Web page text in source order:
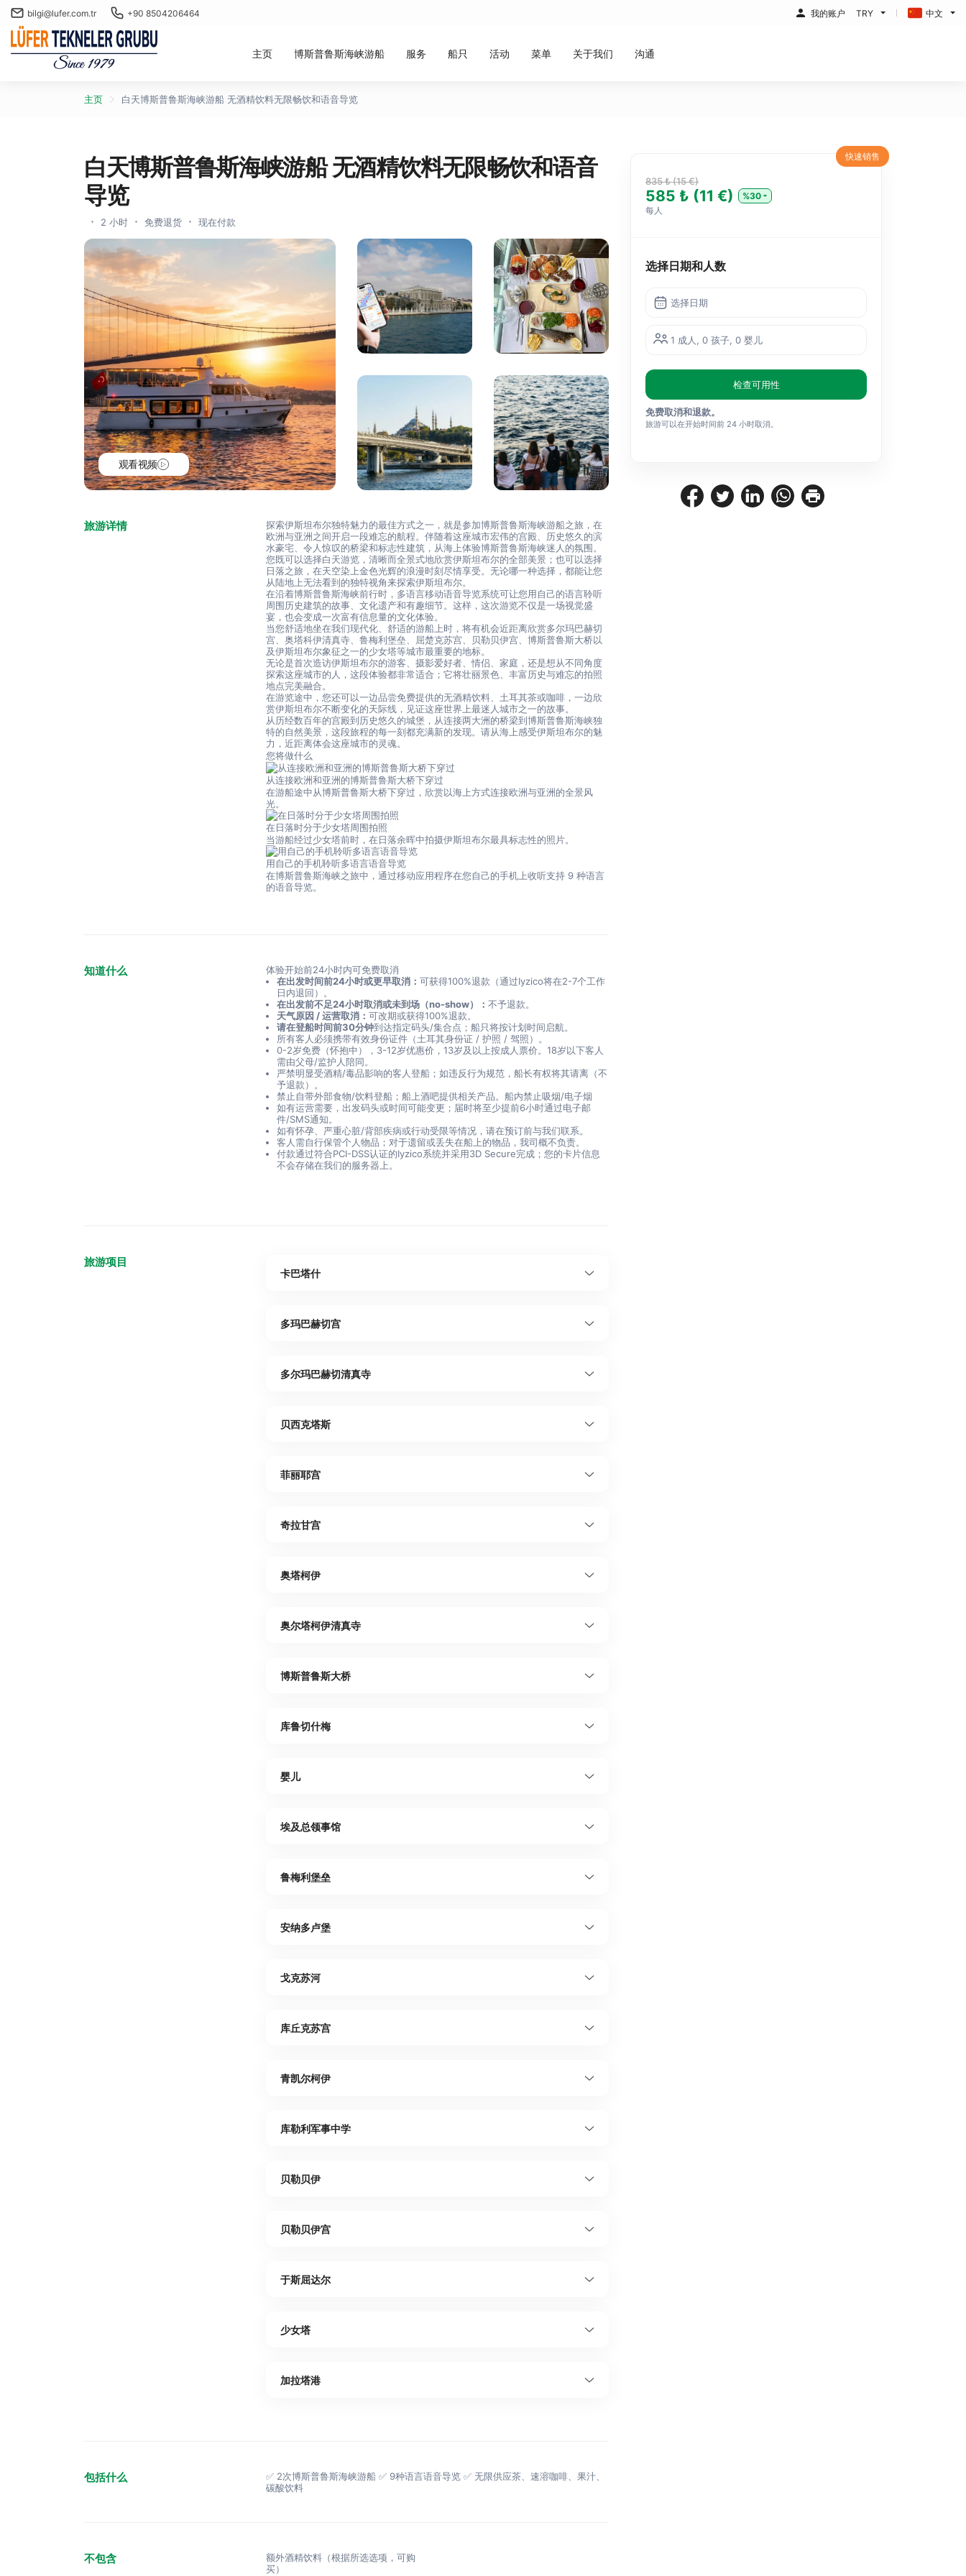
bilgi@lufer.com.tr +90 8504206464 我的账户 TRY 中文
主页 博斯普鲁斯海峡游船 服务 船只 活动 菜单 关于我们 沟通
主页 白天博斯普鲁斯海峡游船 无酒精饮料无限畅饮和语音导览
白天博斯普鲁斯海峡游船 无酒精饮料无限畅饮和语音
导览
2 小时 免费退货 现在付款
观看视频
旅游详情
探索伊斯坦布尔独特魅力的最佳方式之一，就是参加博斯普鲁斯海峡游船之旅，在
欧洲与亚洲之间开启一段难忘的航程。伴随着这座城市宏伟的宫殿、历史悠久的滨
水豪宅、令人惊叹的桥梁和标志性建筑，从海上体验博斯普鲁斯海峡迷人的氛围。
您既可以选择白天游览，清晰而全景式地欣赏伊斯坦布尔的全部美景；也可以选择
日落之旅，在天空染上金色光辉的浪漫时刻尽情享受。无论哪一种选择，都能让您
从陆地上无法看到的独特视角来探索伊斯坦布尔。
在沿着博斯普鲁斯海峡前行时，多语言移动语音导览系统可让您用自己的语言聆听
周围历史建筑的故事、文化遗产和有趣细节。这样，这次游览不仅是一场视觉盛
宴，也会变成一次富有信息量的文化体验。
当您舒适地坐在我们现代化、舒适的游船上时，将有机会近距离欣赏多尔玛巴赫切
宫、奥塔科伊清真寺、鲁梅利堡垒、屈楚克苏宫、贝勒贝伊宫、博斯普鲁斯大桥以
及伊斯坦布尔象征之一的少女塔等城市最重要的地标。
无论是首次造访伊斯坦布尔的游客、摄影爱好者、情侣、家庭，还是想从不同角度
探索这座城市的人，这段体验都非常适合；它将壮丽景色、丰富历史与难忘的拍照
地点完美融合。
在游览途中，您还可以一边品尝免费提供的无酒精饮料、土耳其茶或咖啡，一边欣
赏伊斯坦布尔不断变化的天际线，见证这座世界上最迷人城市之一的故事。
从历经数百年的宫殿到历史悠久的城堡，从连接两大洲的桥梁到博斯普鲁斯海峡独
特的自然美景，这段旅程的每一刻都充满新的发现。请从海上感受伊斯坦布尔的魅
力，近距离体会这座城市的灵魂。
您将做什么
从连接欧洲和亚洲的博斯普鲁斯大桥下穿过
在游船途中从博斯普鲁斯大桥下穿过，欣赏以海上方式连接欧洲与亚洲的全景风
光。
在日落时分于少女塔周围拍照
当游船经过少女塔前时，在日落余晖中拍摄伊斯坦布尔最具标志性的照片。
用自己的手机聆听多语言语音导览
在博斯普鲁斯海峡之旅中，通过移动应用程序在您自己的手机上收听支持 9 种语言
的语音导览。
知道什么
体验开始前24小时内可免费取消
在出发时间前24小时或更早取消：可获得100%退款（通过Iyzico将在2-7个工作
日内退回）。
在出发前不足24小时取消或未到场（no-show）：不予退款。
天气原因 / 运营取消：可改期或获得100%退款。
请在登船时间前30分钟到达指定码头/集合点；船只将按计划时间启航。
所有客人必须携带有效身份证件（土耳其身份证 / 护照 / 驾照）。
0-2岁免费（怀抱中），3-12岁优惠价，13岁及以上按成人票价。18岁以下客人
需由父母/监护人陪同。
严禁明显受酒精/毒品影响的客人登船；如违反行为规范，船长有权将其请离（不
予退款）。
禁止自带外部食物/饮料登船；船上酒吧提供相关产品。船内禁止吸烟/电子烟
如有运营需要，出发码头或时间可能变更；届时将至少提前6小时通过电子邮
件/SMS通知。
如有怀孕、严重心脏/背部疾病或行动受限等情况，请在预订前与我们联系。
客人需自行保管个人物品；对于遗留或丢失在船上的物品，我司概不负责。
付款通过符合PCI-DSS认证的Iyzico系统并采用3D Secure完成；您的卡片信息
不会存储在我们的服务器上。
旅游项目
卡巴塔什
多玛巴赫切宫
多尔玛巴赫切清真寺
贝西克塔斯
菲丽耶宫
奇拉甘宫
奥塔柯伊
奥尔塔柯伊清真寺
博斯普鲁斯大桥
库鲁切什梅
婴儿
埃及总领事馆
鲁梅利堡垒
安纳多卢堡
戈克苏河
库丘克苏宫
青凯尔柯伊
库勒利军事中学
贝勒贝伊
贝勒贝伊宫
于斯屈达尔
少女塔
加拉塔港
包括什么
✅ 2次博斯普鲁斯海峡游船 ✅ 9种语言语音导览 ✅ 无限供应茶、速溶咖啡、果汁、
碳酸饮料
不包含
额外酒精饮料（根据所选选项，可购
买）
快速销售
835 ₺ (15 €)
585 ₺ (11 €)
%30
每人
选择日期和人数
选择日期
1 成人, 0 孩子, 0 婴儿
检查可用性
免费取消和退款。
旅游可以在开始时间前 24 小时取消。